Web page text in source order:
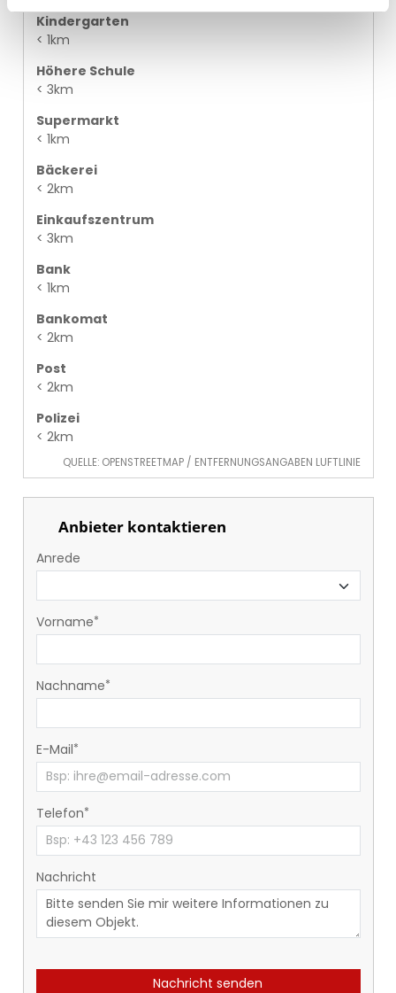
Kindergarten
< 1km
Höhere Schule
< 3km
Supermarkt
< 1km
Bäckerei
< 2km
Einkaufszentrum
< 3km
Bank
< 1km
Bankomat
< 2km
Post
< 2km
Polizei
< 2km
QUELLE: OPENSTREETMAP / ENTFERNUNGSANGABEN LUFTLINIE
Anbieter kontaktieren
Anrede
Vorname
Nachname
E-Mail
Telefon
Nachricht
Nachricht senden